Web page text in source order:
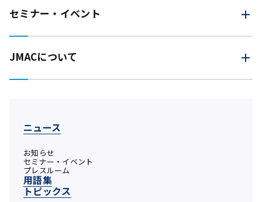
セミナー・イベント
JMACについて
ニュース
お知らせ
セミナー・イベント
プレスルーム
用語集
トピックス